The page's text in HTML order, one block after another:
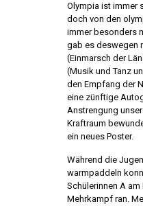
Olympia ist immer
doch von den
immer besonders
gab es deswegen
(Einmarsch der
(Musik und Tanz
den Empfang der
eine zünftige
Anstrengung
Kraftraum
ein neues Poster.
Während die
warmpaddeln
Schülerinnen A
Mehrkampf ran.